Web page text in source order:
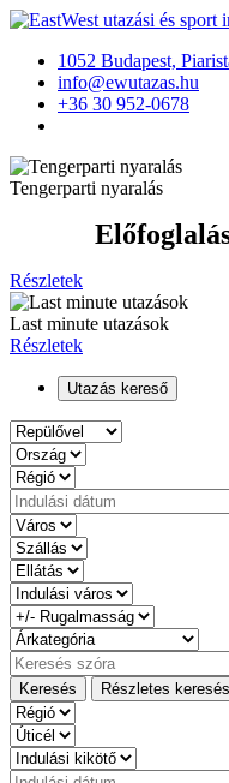
1052 Budapest,
info@ewutazas.hu
+36 30 952-0678
Tengerparti nyaralás
Részletek
Last minute utazások
Részletek
Utazás kereső
Keresés Részletes